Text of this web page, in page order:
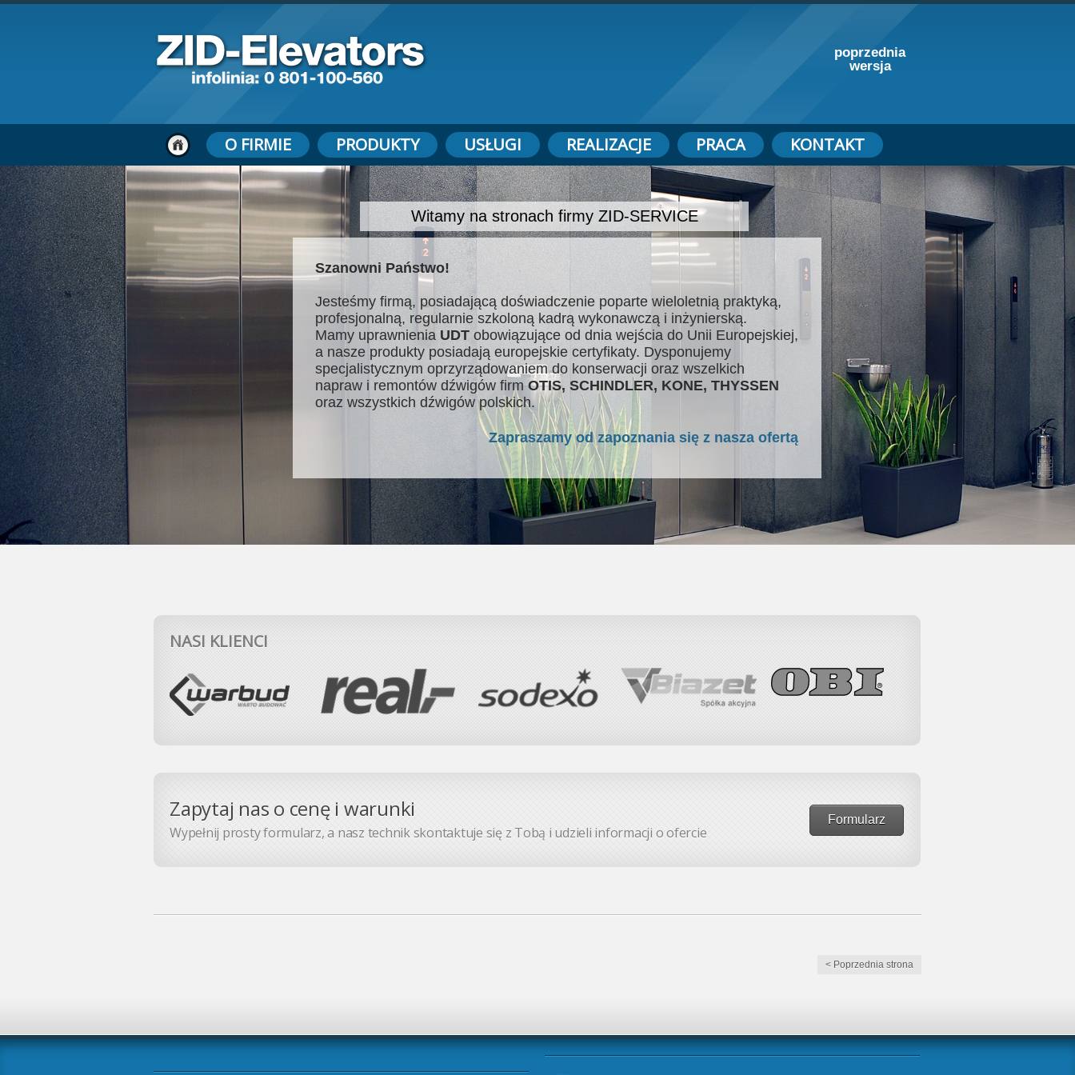
poprzednia
wersja
O FIRMIE PRODUKTY USŁUGI REALIZACJE PRACA KONTAKT
Witamy na stronach firmy ZID-SERVICE
Szanowni Państwo!
Jesteśmy firmą, posiadającą doświadczenie poparte wieloletnią praktyką,
profesjonalną, regularnie szkoloną kadrą wykonawczą i inżynierską.
Mamy uprawnienia UDT obowiązujące od dnia wejścia do Unii Europejskiej,
a nasze produkty posiadają europejskie certyfikaty. Dysponujemy
specjalistycznym oprzyrządowaniem do konserwacji oraz wszelkich
napraw i remontów dźwigów firmOTIS, SCHINDLER, KONE, THYSSEN
oraz wszystkich dźwigów polskich.
Zapraszamy od zapoznania się z nasza ofertą
NASI KLIENCI
Zapytaj nas o cenę i warunki
Wypełnij prosty formularz, a nasz technik skontaktuje się z Tobą i udzieli informacji o ofercie
Formularz
< Poprzednia strona